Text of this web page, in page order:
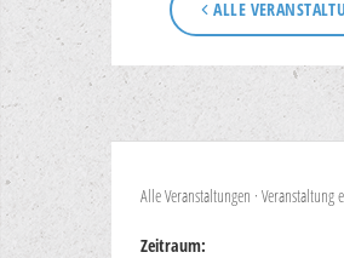
ALLE
Alle Veranstaltungen · Veranstaltung
Zeitraum: